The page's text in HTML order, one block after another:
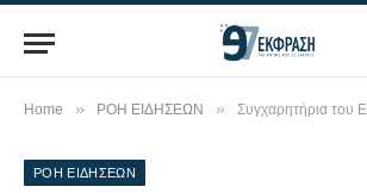
Home » ΡΟΗ ΕΙΔΗΣΕΩΝ » Συγχαρητήρια του Εντεταλμένου Παιδείας, Διά Βίου Μάθησης και Απασχόλησης κ. Γιάννη
ΡΟΗ ΕΙΔΗΣΕΩΝ